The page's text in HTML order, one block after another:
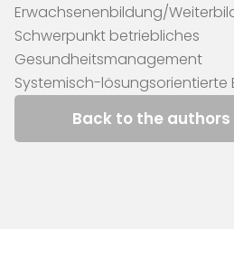
Erwachsenenbildung/
Schwerpunkt betriebliches
Gesundheitsmanagement
Systemisch-lösungsorientierte
Back to the authors